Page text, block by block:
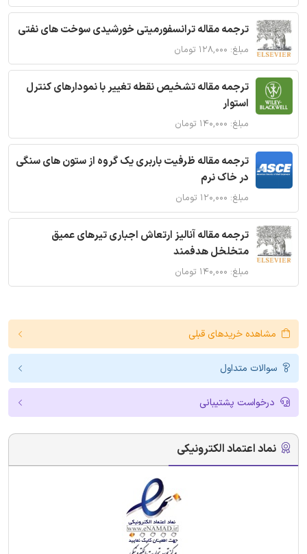
ترجمه مقاله ترانسفورمیتی خورشیدی سوخت های نفتی
مبلغ: ۱۲۸,۰۰۰ تومان
ترجمه مقاله تشخیص نقطه تغییر با نمودارهای کنترل
استوار
مبلغ: ۱۴۰,۰۰۰ تومان
ترجمه مقاله ظرفیت باربری یک گروه از ستون های سنگی
در خاک نرم
مبلغ: ۱۲۰,۰۰۰ تومان
ترجمه مقاله آنالیز ارتعاش اجباری تیرهای عمیق
متخلخل هدفمند
مبلغ: ۱۴۰,۰۰۰ تومان
مشاهده خریدهای قبلی
سوالات متداول
درخواست پشتیبانی
نماد اعتماد الکترونیکی